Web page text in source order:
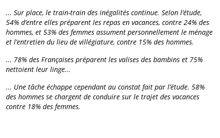
... Sur place, le train-train des inégalités continue. Selon l’étude,
54% d’entre elles préparent les repas en vacances, contre 24% des
hommes, et 53% des femmes assument personnellement le ménage
et l’entretien du lieu de villégiature, contre 15% des hommes.
... 78% des Françaises préparent les valises des bambins et 75%
nettoient leur linge...
... Une tâche échappe cependant au constat fait par l’étude. 58%
des hommes se chargent de conduire sur le trajet des vacances
contre 18% des femmes.